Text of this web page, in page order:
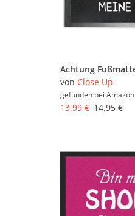
von Close Up
gefunden bei Amazon
13,99 € 14,95 €